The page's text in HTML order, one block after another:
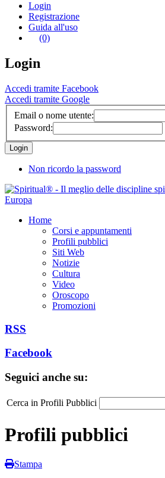
Login
Registrazione
Guida all'uso
(0)
Login
Accedi tramite Facebook
Accedi tramite Google
Email o nome utente:
Password:
Non ricordo la password
Home
Corsi e appuntamenti
Profili pubblici
Siti Web
Notizie
Cultura
Video
Oroscopo
Promozioni
RSS
Facebook
Seguici anche su:
Cerca in Profili Pubblici
Profili pubblici
Stampa